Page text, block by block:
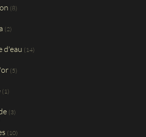
(8)
(2)
d'eau (14)
(5)
(1)
(3)
(10)